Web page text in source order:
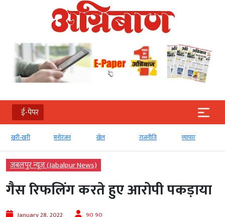
ई-पेपर
खरी-खरी मनोरंजन खेल राजनीति व्‍यापार
जबलपुर न्यूज़ (Jabalpur News)
गैस रिफलिंग करते हुए आरोपी पकड़ाया